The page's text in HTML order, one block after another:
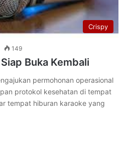
Crispy
149
Buka Kembali
permohonan operasional
protokol kesehatan di tempat
tempat hiburan karaoke yang